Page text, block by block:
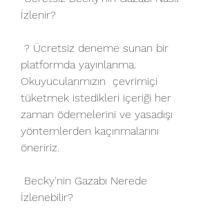
İzlenir?
platformda yayınlanma.
Okuyucularımızın  çevrimiçi
tüketmek istedikleri içeriği her
zaman ödemelerini ve yasadışı
yöntemlerden kaçınmalarını
öneririz.
İzlenebilir?